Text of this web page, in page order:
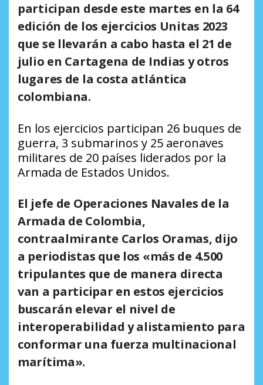
participan desde este martes en la 64
edición de los ejercicios Unitas 2023
que se llevarán a cabo hasta el 21 de
julio en Cartagena de Indias y otros
lugares de la costa atlántica
colombiana.
En los ejercicios participan 26 buques de
guerra, 3 submarinos y 25 aeronaves
militares de 20 países liderados por la
Armada de Estados Unidos.
El jefe de Operaciones Navales de la
Armada de Colombia,
contraalmirante Carlos Oramas, dijo
a periodistas que los «más de 4.500
tripulantes que de manera directa
van a participar en estos ejercicios
buscarán elevar el nivel de
interoperabilidad y alistamiento para
conformar una fuerza multinacional
marítima».